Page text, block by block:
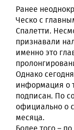
Ранее
Ческо с
Спалетти.
признавали
именно это
Однако
информация о
подписан. По
официально о
месяца.